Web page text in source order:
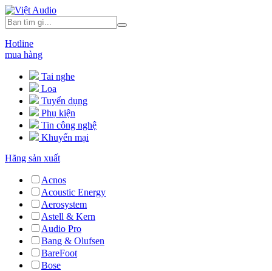
Hotline
mua hàng
Tai nghe
Loa
Tuyển dụng
Phụ kiện
Tin công nghệ
Khuyến mại
Hãng sản xuất
Acnos
Acoustic Energy
Aerosystem
Astell & Kern
Audio Pro
Bang & Olufsen
BareFoot
Bose